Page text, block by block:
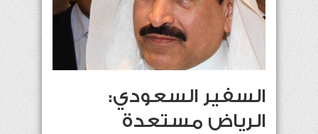
السفير السعودي:
الرياض مستعدة